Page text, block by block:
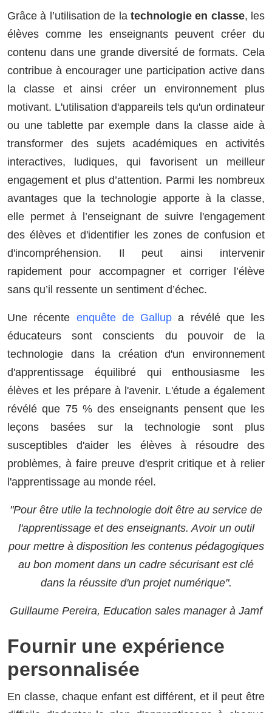
Grâce à l’utilisation de la technologie en classe, les
élèves comme les enseignants peuvent créer du
contenu dans une grande diversité de formats. Cela
contribue à encourager une participation active dans
la classe et ainsi créer un environnement plus
motivant. L'utilisation d'appareils tels qu'un ordinateur
ou une tablette par exemple dans la classe aide à
transformer des sujets académiques en activités
interactives, ludiques, qui favorisent un meilleur
engagement et plus d’attention. Parmi les nombreux
avantages que la technologie apporte à la classe,
elle permet à l’enseignant de suivre l'engagement
des élèves et d'identifier les zones de confusion et
d'incompréhension. Il peut ainsi intervenir
rapidement pour accompagner et corriger l’élève
sans qu’il ressente un sentiment d’échec.
Une récente enquête de Gallup a révélé que les
éducateurs sont conscients du pouvoir de la
technologie dans la création d'un environnement
d'apprentissage équilibré qui enthousiasme les
élèves et les prépare à l'avenir. L'étude a également
révélé que 75 % des enseignants pensent que les
leçons basées sur la technologie sont plus
susceptibles d'aider les élèves à résoudre des
problèmes, à faire preuve d'esprit critique et à relier
l'apprentissage au monde réel.
"Pour être utile la technologie doit être au service de
l'apprentissage et des enseignants. Avoir un outil
pour mettre à disposition les contenus pédagogiques
au bon moment dans un cadre sécurisant est clé
dans la réussite d'un projet numérique".
Guillaume Pereira, Education sales manager à Jamf
Fournir une expérience
personnalisée
En classe, chaque enfant est différent, et il peut être